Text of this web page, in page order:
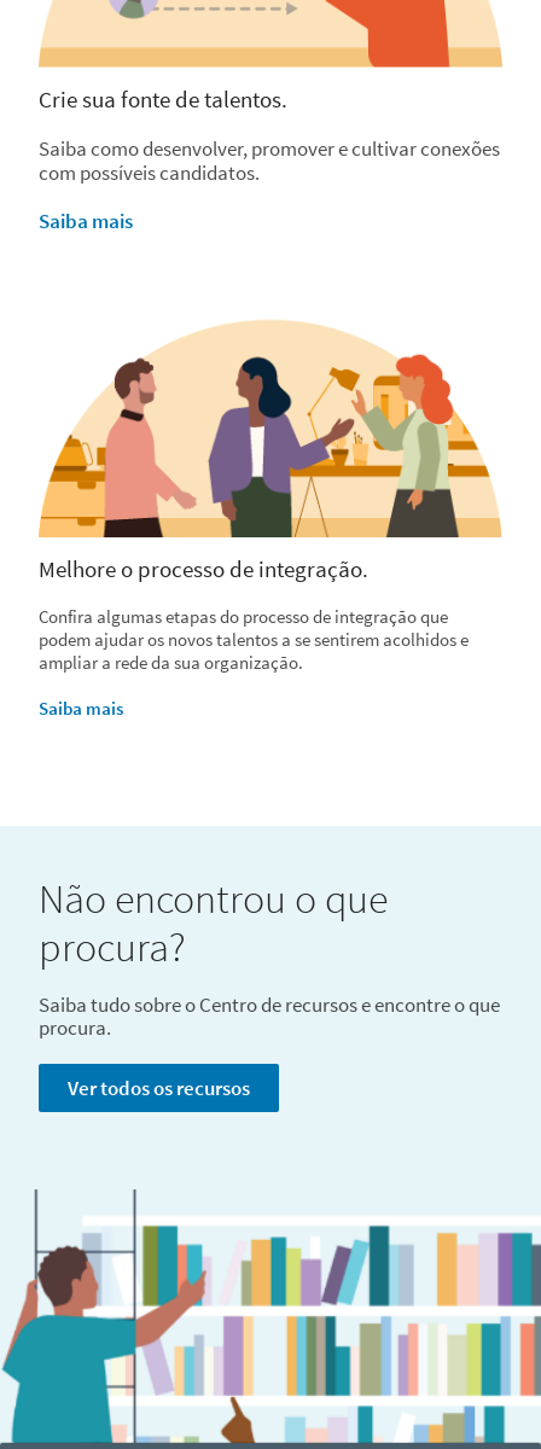
Crie sua fonte de talentos.
Saiba como desenvolver, promover e cultivar conexões
com possíveis candidatos.
Saiba mais
Melhore o processo de integração.
Confira algumas etapas do processo de integração que
podem ajudar os novos talentos a se sentirem acolhidos e
ampliar a rede da sua organização.
Saiba mais
Não encontrou o que
procura?
Saiba tudo sobre o Centro de recursos e encontre o que
procura.
Ver todos os recursos